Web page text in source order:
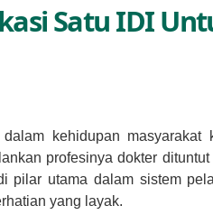
Satu IDI
kehidupan
profesinya dokter
pilar utama dalam sistem
yang layak.